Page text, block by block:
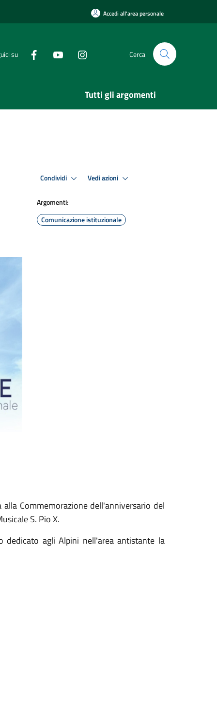
Accedi all'area personale
su Cerca
Tutti gli argomenti
Condividi Vedi azioni
Argomenti:
Comunicazione istituzionale
Commemorazione dell'anniversario del
S. Pio X.
agli Alpini nell'area antistante la